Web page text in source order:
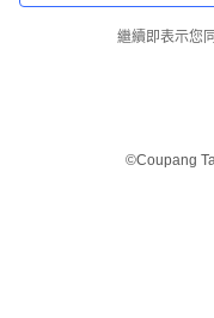
繼續即表示您
©Coupang